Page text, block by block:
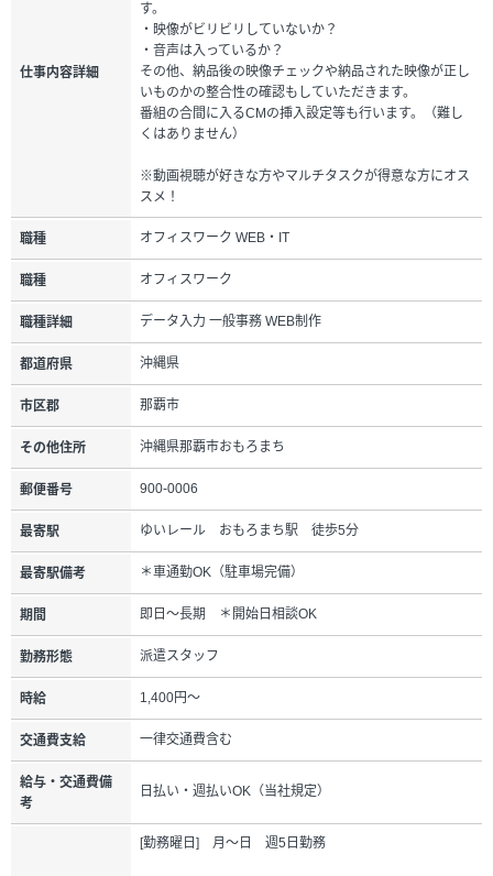
仕事内容詳細
す。
・映像がビリビリしていないか？
・音声は入っているか？
その他、納品後の映像チェックや納品された映像が正し
いものかの整合性の確認もしていただきます。
番組の合間に入るCMの挿入設定等も行います。（難し
くはありません）
※動画視聴が好きな方やマルチタスクが得意な方にオス
スメ！
職種 オフィスワーク WEB・IT
職種 オフィスワーク
職種詳細 データ入力 一般事務 WEB制作
都道府県 沖縄県
市区郡 那覇市
その他住所 沖縄県那覇市おもろまち
郵便番号 900-0006
最寄駅 ゆいレール おもろまち駅 徒歩5分
最寄駅備考 ＊車通勤OK（駐車場完備）
期間 即日～長期 ＊開始日相談OK
勤務形態 派遣スタッフ
時給 1,400円～
交通費支給 一律交通費含む
給与・交通費備
考
日払い・週払いOK（当社規定）
[勤務曜日] 月～日 週5日勤務